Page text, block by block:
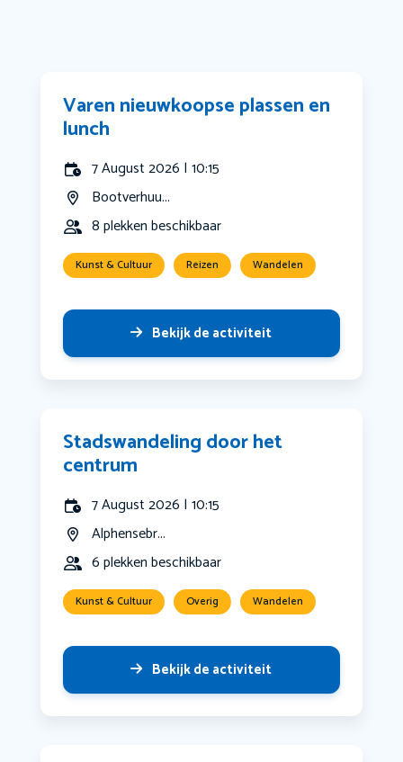
Varen nieuwkoopse plassen en
lunch
7 August 2026 | 10:15
Bootverhuu...
8 plekken beschikbaar
Kunst & Cultuur Reizen Wandelen
Bekijk de activiteit
Stadswandeling door het
centrum
7 August 2026 | 10:15
Alphensebr...
6 plekken beschikbaar
Kunst & Cultuur Overig Wandelen
Bekijk de activiteit